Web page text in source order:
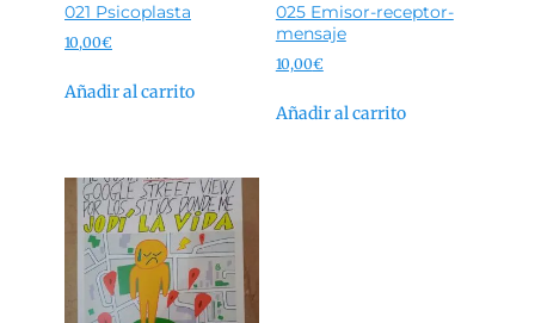
021 Psicoplasta
10,00€
Añadir al carrito
025 Emisor-receptor-
mensaje
10,00€
Añadir al carrito